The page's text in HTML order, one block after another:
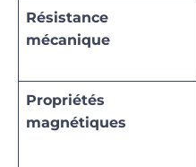
Résistance
mécanique
Propriétés
magnétiques